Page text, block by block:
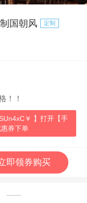
国朝风 定制
！！
￥ 】打开【手
券下单
即领券购买